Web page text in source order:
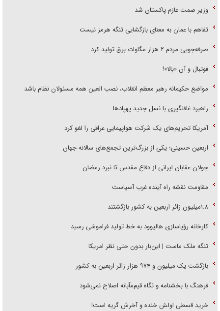
وزیر صمت عازم پاکستان شد
تفاهم با عمان به معنای بازگشایی تنگه هرمز نیست
صرفه‌جویی مردم ۲ هزار مگاوات برق تولید کرد
فوتبال و آن «بالا»!
مواضع حکیمانه رهبر معظم انقلاب، نصب العین همه مسئولان نظام باشد
راهبرد غافلگیری با نسل جدید پهپاد‌ها
آمریکا تحریم‌های یک شرکت هواپیمایی عراقی را لغو کرد
اربعین حسینی؛ یکی از بزرگ‌ترین تجمع‌های سالانه جهان
جولان عقابان ایرانی از دفاع مقدس تا نبرد رمضان
مقاومت نقشه راه آینده غرب آسیاست
۱.۸میلیون زائر اربعین به کشور بازگشتند
کارخانه رؤیاسازی هالیوود به خط تولید فراموشی رسید
تنگه ملک ماست | این‌بار بدون حتی نظر امریکا
بازگشت یک میلیون و ۹۷۴ هزار زائر اربعین به کشور
فرهنگ با بخشنامه و نگاه قیم‌مآبانه اصلاح نمی‌شود
خرید قسطی اولش خنده و آخرش گریه است!